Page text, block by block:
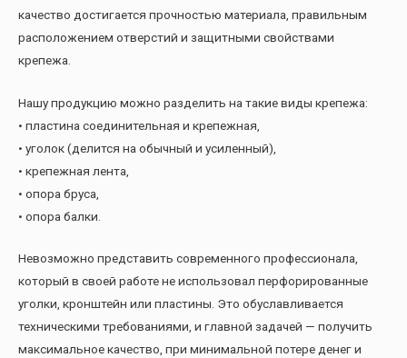
качество достигается прочностью материала, правильным
расположением отверстий и защитными свойствами
крепежа.
Нашу продукцию можно разделить на такие виды крепежа:
• пластина соединительная и крепежная,
• уголок (делится на обычный и усиленный),
• крепежная лента,
• опора бруса,
• опора балки.
Невозможно представить современного профессионала,
который в своей работе не использовал перфорированные
уголки, кронштейн или пластины. Это обуславливается
техническими требованиями, и главной задачей — получить
максимальное качество, при минимальной потере денег и